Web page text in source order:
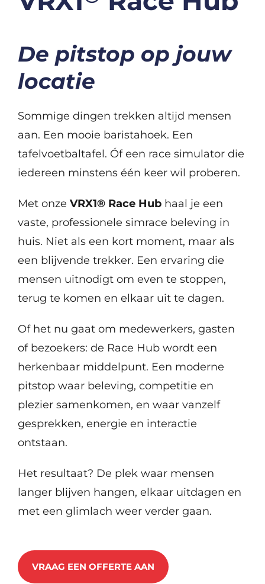
De pitstop op jouw
locatie
Sommige dingen trekken altijd mensen
aan. Een mooie baristahoek. Een
tafelvoetbaltafel. Óf een race simulator die
iedereen minstens één keer wil proberen.
Met onze VRX1® Race Hub haal je een
vaste, professionele simrace beleving in
huis. Niet als een kort moment, maar als
een blijvende trekker. Een ervaring die
mensen uitnodigt om even te stoppen,
terug te komen en elkaar uit te dagen.
Of het nu gaat om medewerkers, gasten
of bezoekers: de Race Hub wordt een
herkenbaar middelpunt. Een moderne
pitstop waar beleving, competitie en
plezier samenkomen, en waar vanzelf
gesprekken, energie en interactie
ontstaan.
Het resultaat? De plek waar mensen
langer blijven hangen, elkaar uitdagen en
met een glimlach weer verder gaan.
VRAAG EEN OFFERTE AAN